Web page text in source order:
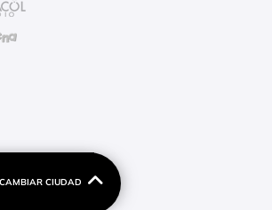
CAMBIAR CIUDAD